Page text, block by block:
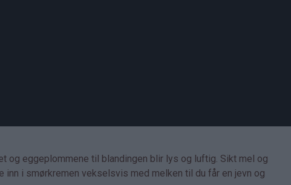
og eggeplommene til blandingen blir lys og luftig. Sikt mel og
inn i smørkremen vekselsvis med melken til du får en jevn og